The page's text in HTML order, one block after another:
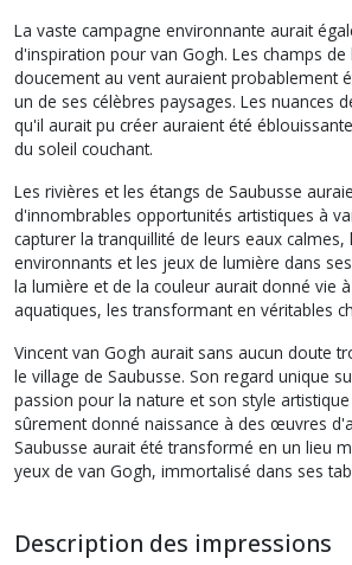
La vaste campagne environnante aurait
d'inspiration pour van Gogh. Les champs
doucement au vent auraient probablement
un de ses célèbres paysages. Les nuances
qu'il aurait pu créer auraient été
du soleil couchant.
Les rivières et les étangs de Saubusse
d'innombrables opportunités artistiques à
capturer la tranquillité de leurs eaux
environnants et les jeux de lumière dans
la lumière et de la couleur aurait donné vie
aquatiques, les transformant en véritables
Vincent van Gogh aurait sans aucun doute
le village de Saubusse. Son regard unique
passion pour la nature et son style
sûrement donné naissance à des œuvres
Saubusse aurait été transformé en un lieu
yeux de van Gogh, immortalisé dans ses
Description des impressions